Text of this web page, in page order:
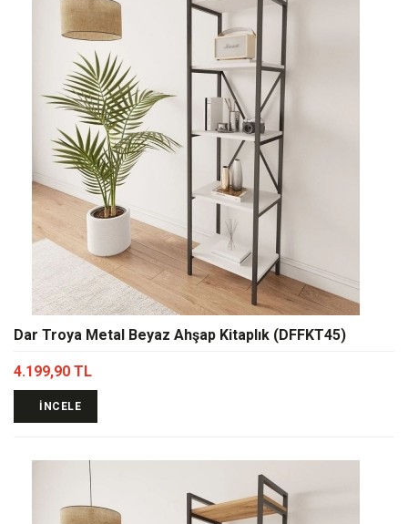
Dar Troya Metal Beyaz Ahşap Kitaplık (DFFKT45)
4.199,90 TL
İNCELE